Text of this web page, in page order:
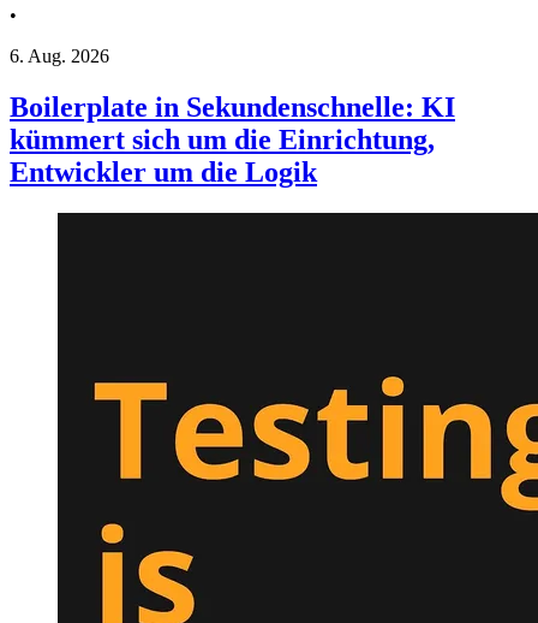
•
6. Aug. 2026
Boilerplate in Sekundenschnelle: KI
kümmert sich um die Einrichtung,
Entwickler um die Logik